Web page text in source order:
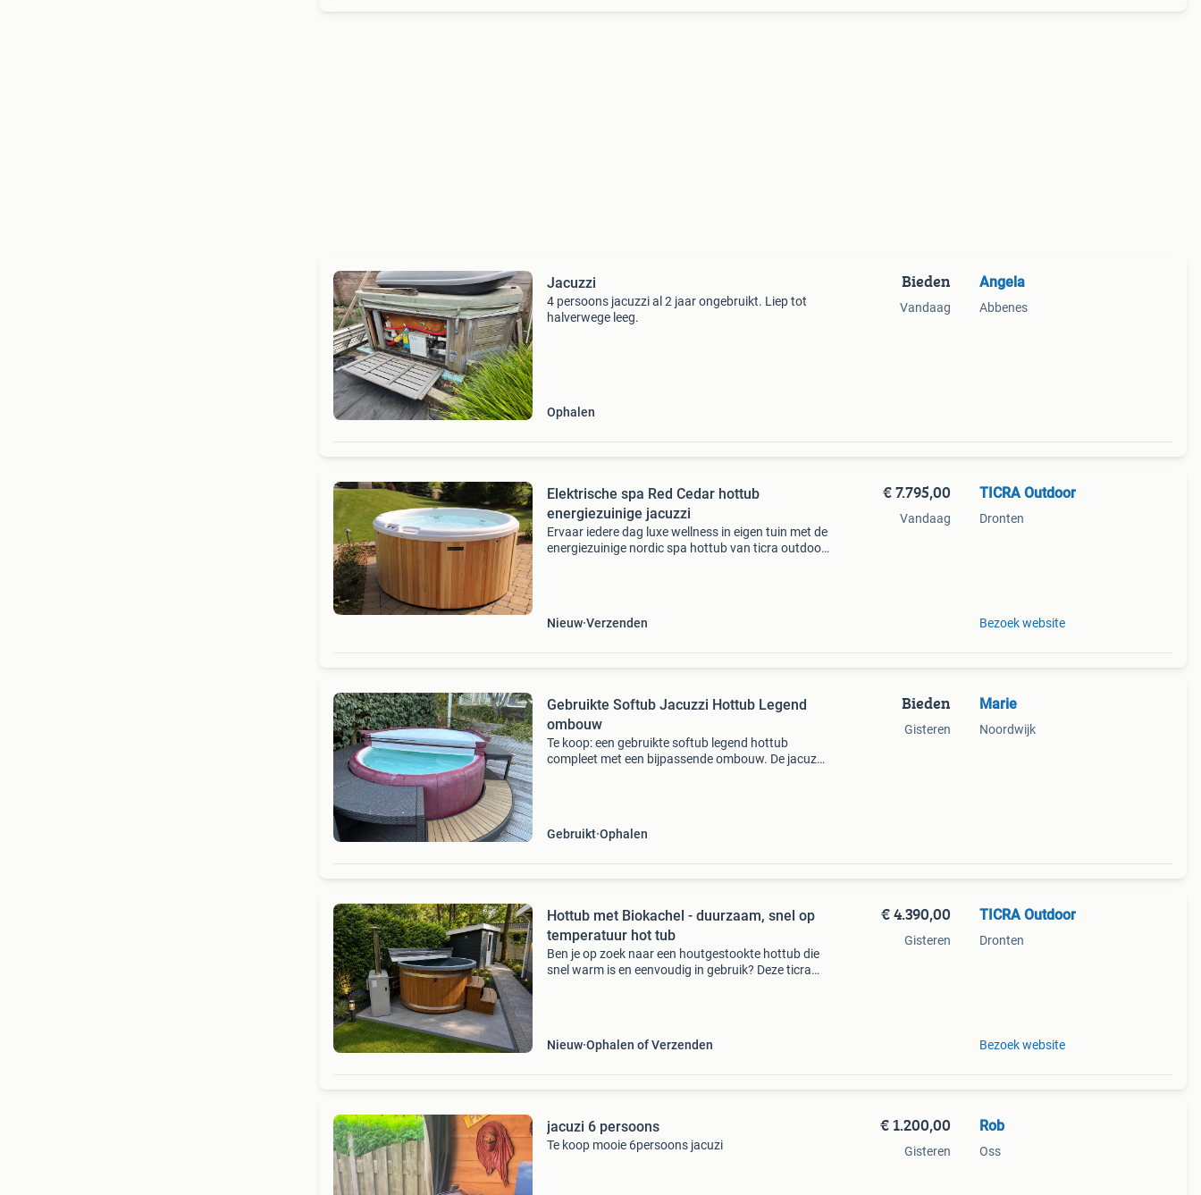
Jacuzzi
4 persoons jacuzzi al 2 jaar ongebruikt. Liep tot
halverwege leeg.
Ophalen
Bieden
Vandaag
Angela
Abbenes
Elektrische spa Red Cedar hottub
energiezuinige jacuzzi
Ervaar iedere dag luxe wellness in eigen tuin met de
energiezuinige nordic spa hottub van ticra outdoor.
Nieuw Verzenden
€ 7.795,00
Vandaag
TICRA Outdoor
Dronten
Bezoek website
Gebruikte Softub Jacuzzi Hottub Legend
ombouw
Te koop: een gebruikte softub legend hottub
compleet met een bijpassende ombouw. De jacuzzi
Gebruikt Ophalen
Bieden
Gisteren
Marie
Noordwijk
Hottub met Biokachel - duurzaam, snel op
temperatuur hot tub
Ben je op zoek naar een houtgestookte hottub die
snel warm is en eenvoudig in gebruik? Deze ticra
Nieuw Ophalen of Verzenden
€ 4.390,00
Gisteren
TICRA Outdoor
Dronten
Bezoek website
jacuzi 6 persoons
Te koop mooie 6persoons jacuzi
€ 1.200,00
Gisteren
Rob
Oss